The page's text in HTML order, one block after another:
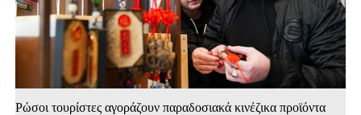
Ρώσοι τουρίστες αγοράζουν παραδοσιακά κινέζικα προϊόντα